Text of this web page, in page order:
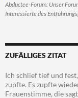
Abductee-Forum: Unser
Interessierte des
ZUFÄLLIGES ZITAT
Ich schlief tief und
zupfte. Es zupfte
Frauenstimme, die